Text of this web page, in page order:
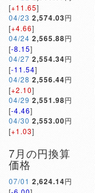
[+11.65]
04/23 2,574.03円
[+4.66]
04/24 2,565.88円
[-8.15]
04/27 2,554.34円
[-11.54]
04/28 2,556.44円
[+2.10]
04/29 2,551.98円
[-4.46]
04/30 2,553.00円
[+1.03]
7月の円換算
価格
07/01 2,624.14円